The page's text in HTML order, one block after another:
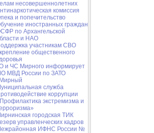
несовершеннолетних
комиссия
и попечительство
иностранных граждан
по Архангельской
и НАО
участникам СВО
общественного
и ЧС Мирного информирует
МВД России по ЗАТО
cлужба
коррупции
экстремизма и
городская ТИК
управленческих кадров
ИФНС России №